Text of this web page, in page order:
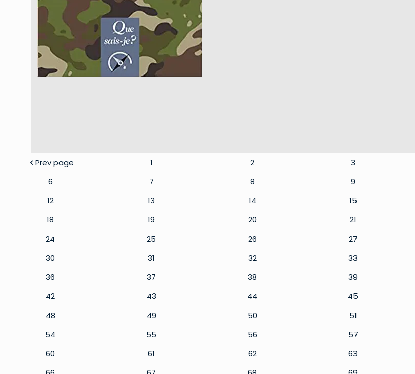
Prev page 1 2 3
6
7 8 9
12
13 14 15
18
19 20 21
24
25 26 27
30
31 32 33
36
37 38 39
42
43 44 45
48
49 50 51
54
55 56 57
60
61 62 63